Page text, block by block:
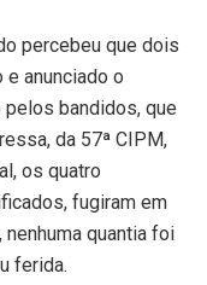
percebeu que dois
anunciado o
bandidos, que
da 57ª CIPM,
os quatro
fugiram em
quantia foi
ferida.